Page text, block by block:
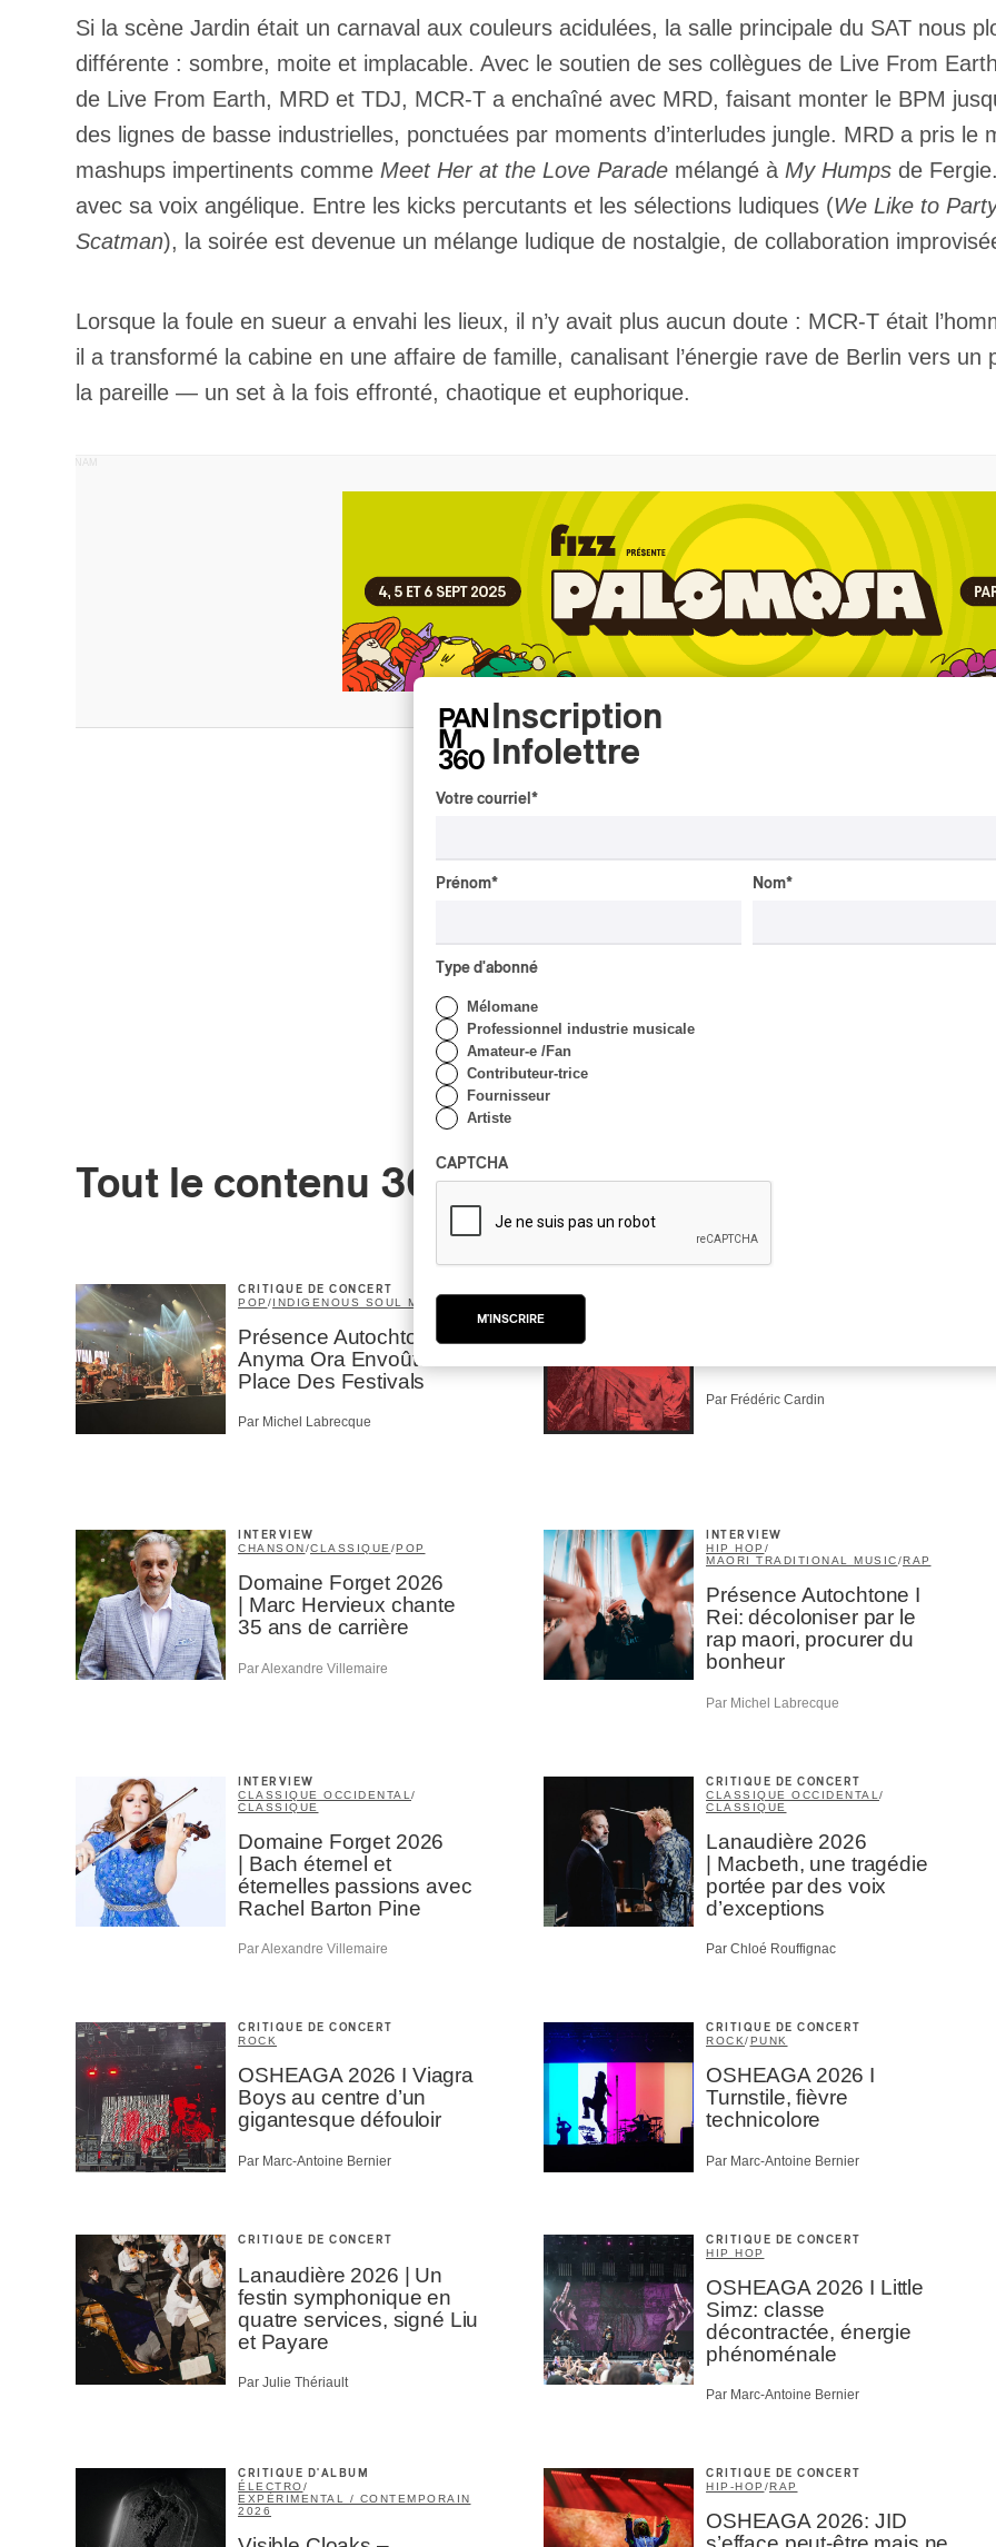
Si la scène Jardin était un carnaval aux couleurs acidulées, la salle principale du SAT nous
différente : sombre, moite et implacable. Avec le soutien de ses collègues de Live From
de Live From Earth, MRD et TDJ, MCR-T a enchaîné avec MRD, faisant monter le BPM
des lignes de basse industrielles, ponctuées par moments d’interludes jungle. MRD a pris
mashups impertinents comme Meet Her at the Love Parade mélangé à My Humps de
avec sa voix angélique. Entre les kicks percutants et les sélections ludiques (We Like to
Scatman), la soirée est devenue un mélange ludique de nostalgie, de collaboration
Lorsque la foule en sueur a envahi les lieux, il n’y avait plus aucun doute : MCR-T était
il a transformé la cabine en une affaire de famille, canalisant l’énergie rave de Berlin vers
la pareille — un set à la fois effronté, chaotique et euphorique.
PUBLICITÉ PANAM
Tout le contenu 360
CRITIQUE DE CONCERT
POP /INDIGENOUS SOUL MUSIC
Présence Autochtone I
Anyma Ora Envoûte La
Place Des Festivals
Par Michel Labrecque
Par Frédéric Cardin
INTERVIEW
CHANSON /CLASSIQUE/POP
Domaine Forget 2026
| Marc Hervieux chante
35 ans de carrière
Par Alexandre Villemaire
INTERVIEW
HIP HOP /
MAORI TRADITIONAL MUSIC/RAP
Présence Autochtone I
Rei: décoloniser par le
rap maori, procurer du
bonheur
Par Michel Labrecque
INTERVIEW
CLASSIQUE OCCIDENTAL /
CLASSIQUE
Domaine Forget 2026
| Bach éternel et
éternelles passions avec
Rachel Barton Pine
Par Alexandre Villemaire
CRITIQUE DE CONCERT
CLASSIQUE OCCIDENTAL /
CLASSIQUE
Lanaudière 2026
| Macbeth, une tragédie
portée par des voix
d’exceptions
Par Chloé Rouffignac
CRITIQUE DE CONCERT
ROCK
OSHEAGA 2026 I Viagra
Boys au centre d’un
gigantesque défouloir
Par Marc-Antoine Bernier
CRITIQUE DE CONCERT
ROCK/PUNK
OSHEAGA 2026 I
Turnstile, fièvre
technicolore
Par Marc-Antoine Bernier
CRITIQUE DE CONCERT
Lanaudière 2026 | Un
festin symphonique en
quatre services, signé Liu
et Payare
Par Julie Thériault
CRITIQUE DE CONCERT
HIP HOP
OSHEAGA 2026 I Little
Simz: classe
décontractée, énergie
phénoménale
Par Marc-Antoine Bernier
CRITIQUE D'ALBUM
ÉLECTRO/
EXPÉRIMENTAL / CONTEMPORAIN
2026
CRITIQUE DE CONCERT
HIP-HOP /RAP
OSHEAGA 2026: JID
Inscription
Infolettre
Votre courriel *
Prénom* Nom*
Type d'abonné
Mélomane
Professionnel industrie musicale
Amateur-e /Fan
Contributeur-trice
Fournisseur
Artiste
CAPTCHA
M'INSCRIRE